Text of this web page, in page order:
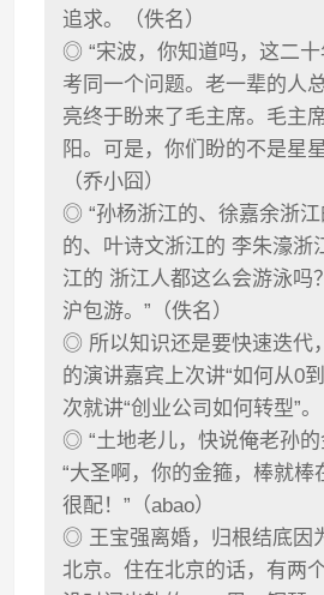
追求。（佚名）
◎ “宋波，你知道吗，这二
考同一个问题。老一辈的人
亮终于盼来了毛主席。毛主
阳。可是，你们盼的不是星
（乔小囧）
◎ “孙杨浙江的、徐嘉余浙
的、叶诗文浙江的 李朱濠浙
江的 浙江人都这么会游泳吗
沪包游。”（佚名）
◎ 所以知识还是要快速迭代
的演讲嘉宾上次讲“如何从0
次就讲“创业公司如何转型”。
◎ “土地老儿，快说俺老孙的
“大圣啊，你的金箍，棒就棒
很配！”（abao）
◎ 王宝强离婚，归根结底因
北京。住在北京的话，有两